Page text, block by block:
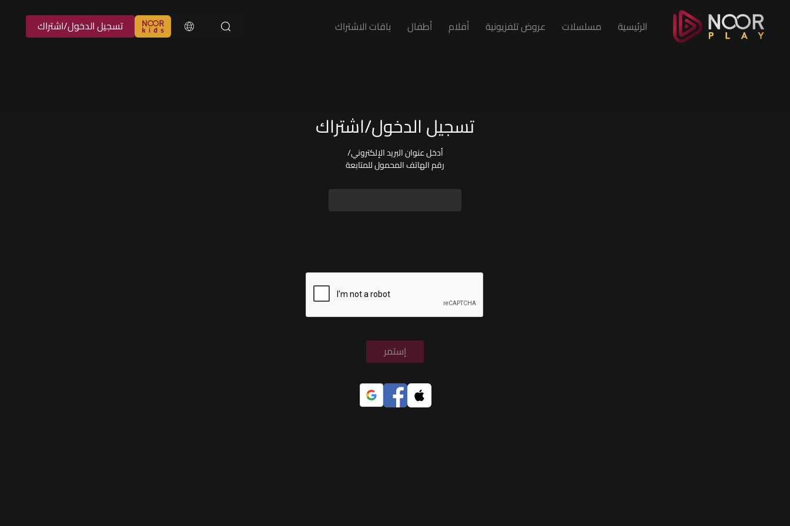
الرئيسية مسلسلات عروض تلفزيونية أفلام أطفال باقات الاشتراك تسجيل الدخول/اشتراك
تسجيل الدخول/اشتراك
أدخل عنوان البريد الإلكتروني/
رقم الهاتف المحمول للمتابعة
إستمر